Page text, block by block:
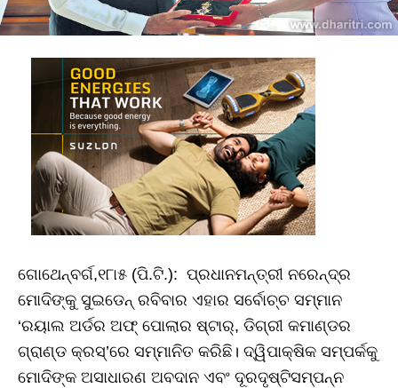
ଗୋଥେନ୍‌ବର୍ଗ,୧୮ା୫ (ପି.ଟି.): ପ୍ରଧାନମନ୍ତ୍ରୀ ନରେନ୍ଦ୍ର
ମୋଦିଙ୍କୁ ସୁଇଡେନ୍‌ ରବିବାର ଏହାର ସର୍ବୋଚ୍ଚ ସମ୍ମାନ
‘ରୟାଲ ଅର୍ଡର ଅଫ୍‌ ପୋଲାର ଷ୍ଟାର୍‌, ଡିଗ୍ରୀ କମାଣ୍ଡର
ଗ୍ରାଣ୍ଡ କ୍ରସ୍‌’ରେ ସମ୍ମାନିତ କରିଛି। ଦ୍ୱିପାକ୍ଷିକ ସମ୍ପର୍କକୁ
ମୋଦିଙ୍କ ଅସାଧାରଣ ଅବଦାନ ଏବଂ ଦୂରଦୃଷ୍ଟିସମ୍ପନ୍ନ